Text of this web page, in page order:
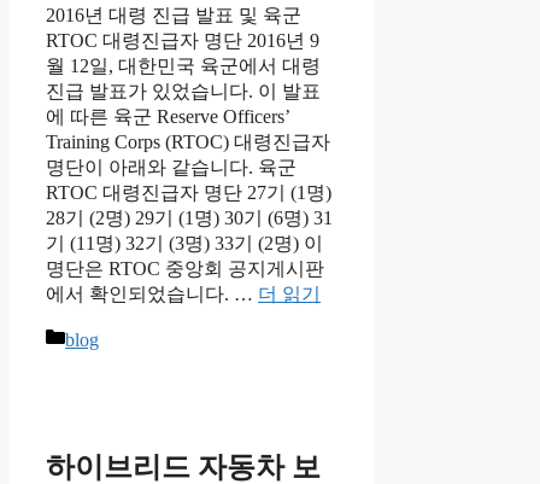
2016년 대령 진급 발표 및 육군
RTOC 대령진급자 명단 2016년 9
월 12일, 대한민국 육군에서 대령
진급 발표가 있었습니다. 이 발표
에 따른 육군 Reserve Officers’
Training Corps (RTOC) 대령진급자
명단이 아래와 같습니다. 육군
RTOC 대령진급자 명단 27기 (1명)
28기 (2명) 29기 (1명) 30기 (6명) 31
기 (11명) 32기 (3명) 33기 (2명) 이
명단은 RTOC 중앙회 공지게시판
에서 확인되었습니다. … 더 읽기
카
blog
하이브리드 자동차 보